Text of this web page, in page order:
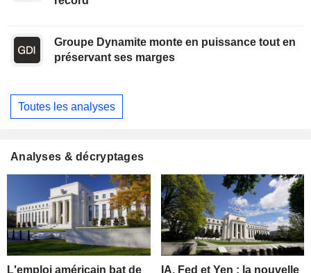
Groupe Dynamite monte en puissance tout en
préservant ses marges
Toutes les analyses
Analyses & décryptages
L'emploi américain bat de IA, Fed et Yen : la nouvelle